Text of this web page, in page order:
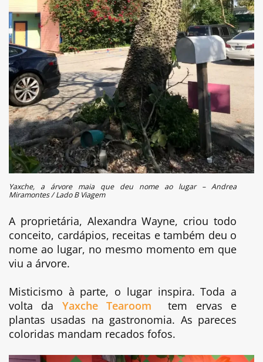
Yaxche, a árvore maia que deu nome ao lugar – Andrea
Miramontes / Lado B Viagem
A proprietária, Alexandra Wayne, criou todo
conceito, cardápios, receitas e também deu o
nome ao lugar, no mesmo momento em que
viu a árvore.
Misticismo à parte, o lugar inspira. Toda a
volta da Yaxche Tearoom tem ervas e
plantas usadas na gastronomia. As pareces
coloridas mandam recados fofos.